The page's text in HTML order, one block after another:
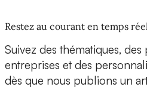
Restez au courant en temps
Suivez des thématiques,
entreprises et des
dès que nous publions un